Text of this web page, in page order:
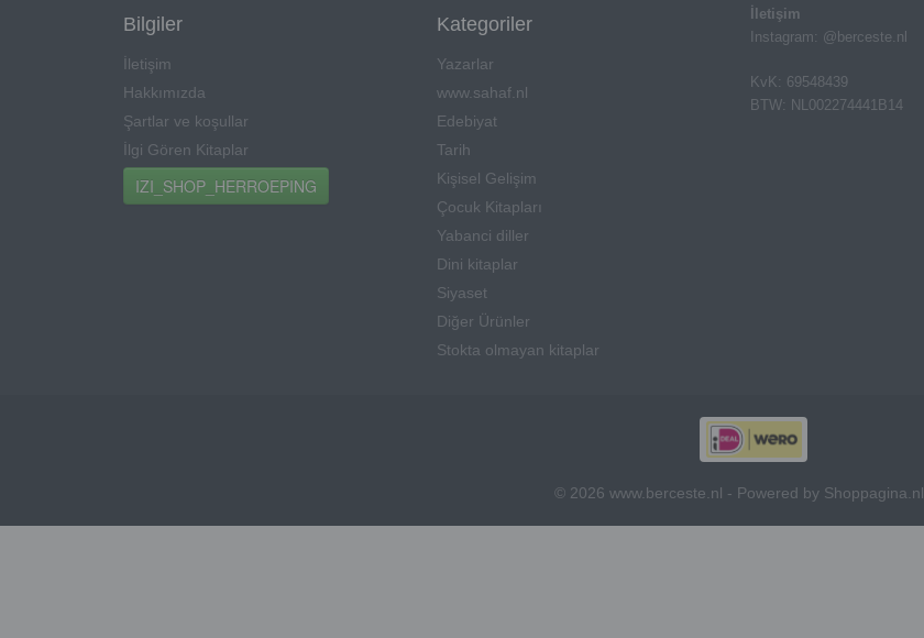
Bilgiler
İletişim
Hakkımızda
Şartlar ve koşullar
İlgi Gören Kitaplar
IZI_SHOP_HERROEPING
Kategoriler
Yazarlar
www.sahaf.nl
Edebiyat
Tarih
Kişisel Gelişim
Çocuk Kitapları
Yabanci diller
Dini kitaplar
Siyaset
Diğer Ürünler
Stokta olmayan kitaplar
İletişim
Instagram: @berceste.nl
KvK: 69548439
BTW: NL002274441B14
© 2026 www.berceste.nl - Powered by Shoppagina.nl